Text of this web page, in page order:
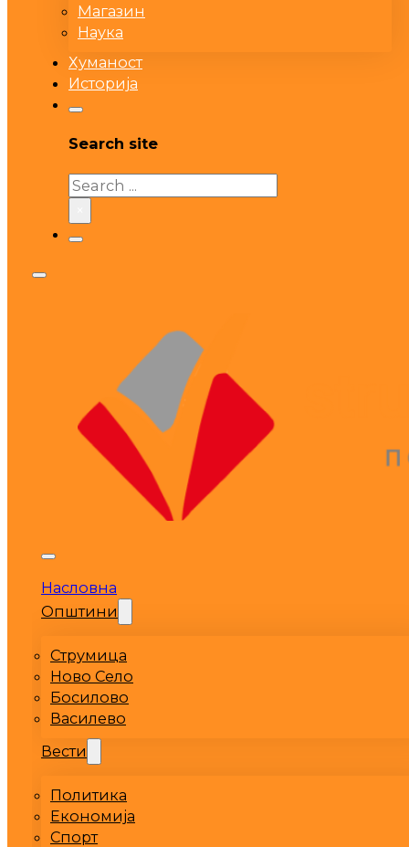
Магазин
Наука
Хуманост
Историја
Search site
Search
Насловна
Општини
Струмица
Ново Село
Босилово
Василево
Вести
Политика
Економија
Спорт